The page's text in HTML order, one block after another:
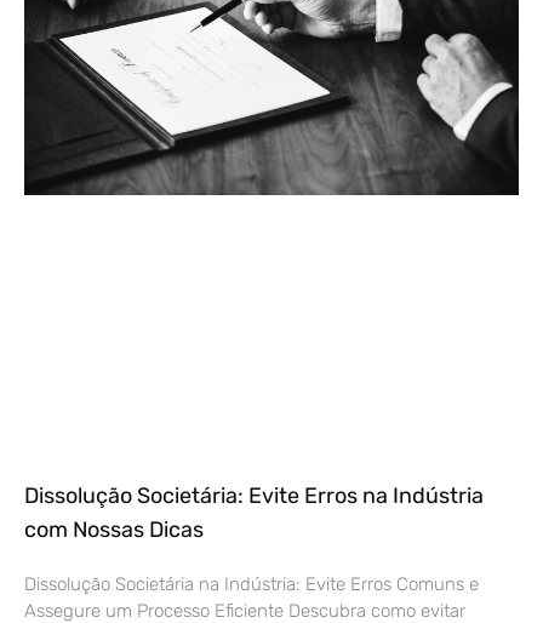
Dissolução Societária: Evite Erros na Indústria
com Nossas Dicas
Dissolução Societária na Indústria: Evite Erros Comuns e
Assegure um Processo Eficiente Descubra como evitar